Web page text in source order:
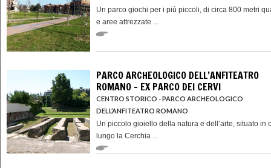
Un parco giochi per i più piccoli, di circa 800 metri
e aree attrezzate ...
PARCO ARCHEOLOGICO DELL’ANFITEATRO
ROMANO - EX PARCO DEI CERVI
CENTRO STORICO - PARCO ARCHEOLOGICO
DELL’ANFITEATRO ROMANO
Un piccolo gioiello della natura e dell’arte, situato in
lungo la Cerchia ...